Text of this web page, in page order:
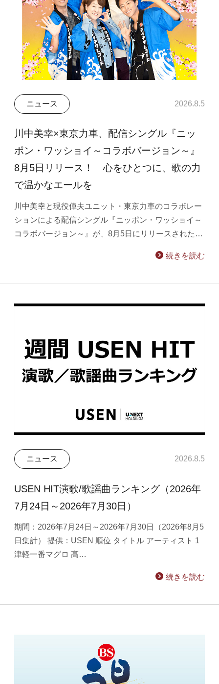
ニュース 2026.8.5
川中美幸×東京力車、配信シングル『ニッ
ポン・ワッショイ～コラボバージョン～』
8月5日リリース！ 心をひとつに、歌の力
で温かなエールを
川中美幸と現役俥夫ユニット・東京力車のコラボレー
ションによる配信シングル『ニッポン・ワッショイ～
コラボバージョン～』が、8月5日にリリースされた…
続きを読む
ニュース 2026.8.5
USEN HIT演歌/歌謡曲ランキング（2026年
7月24日～2026年7月30日）
期間：2026年7月24日～2026年7月30日（2026年8月5
日集計） 提供：USEN 順位 タイトル アーティスト 1
津軽一番マグロ 髙…
続きを読む